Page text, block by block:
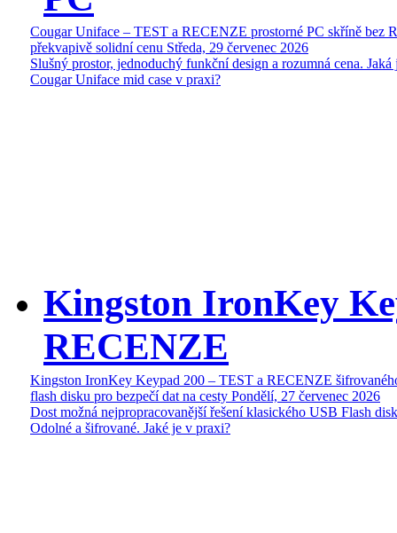
Cougar Uniface – TEST a RECENZE prostorné PC skříně bez
překvapivě solidní cenu Středa, 29 červenec 2026
Slušný prostor, jednoduchý funkční design a rozumná cena. Jaká
Cougar Uniface mid case v praxi?
Kingston IronKey
RECENZE
Kingston IronKey Keypad 200 – TEST a RECENZE
flash disku pro bezpečí dat na cesty Pondělí, 27 červenec 2026
Dost možná nejpropracovanější řešení klasického USB Flash
Odolné a šifrované. Jaké je v praxi?